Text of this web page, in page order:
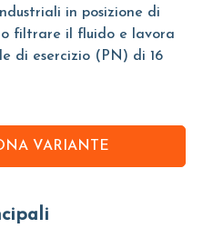
in posizione di
filtrare il fluido e lavora
di esercizio (PN) di 16
VARIANTE